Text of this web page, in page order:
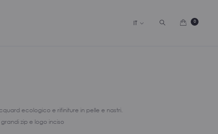
IT Cerca 0
ecologico e rifiniture in pelle e nastri.
zip e logo inciso